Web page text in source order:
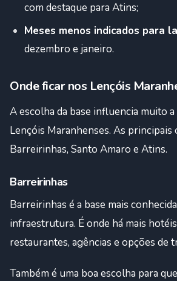
com destaque para Atins;
Meses menos indicados para
dezembro e janeiro.
Onde ficar nos Lençóis
A escolha da base influencia muito
Lençóis Maranhenses. As principais
Barreirinhas, Santo Amaro e Atins.
Barreirinhas
Barreirinhas é a base mais
infraestrutura. É onde há mais
restaurantes, agências e opções de
Também é uma boa escolha para